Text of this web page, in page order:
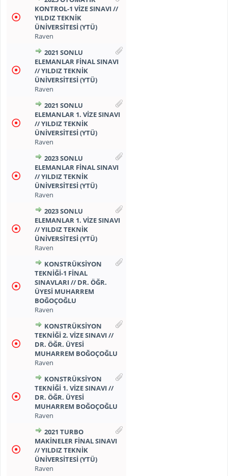
KONTROL-1 VİZE SINAVI //
YILDIZ TEKNİK
ÜNİVERSİTESİ (YTÜ)
Raven
2021 SONLU
ELEMANLAR FİNAL SINAVI
// YILDIZ TEKNİK
ÜNİVERSİTESİ (YTÜ)
Raven
2021 SONLU
ELEMANLAR 1. VİZE SINAVI
// YILDIZ TEKNİK
ÜNİVERSİTESİ (YTÜ)
Raven
2023 SONLU
ELEMANLAR FİNAL SINAVI
// YILDIZ TEKNİK
ÜNİVERSİTESİ (YTÜ)
Raven
2023 SONLU
ELEMANLAR 1. VİZE SINAVI
// YILDIZ TEKNİK
ÜNİVERSİTESİ (YTÜ)
Raven
KONSTRÜKSİYON
TEKNİĞİ-1 FİNAL
SINAVLARI // DR. ÖĞR.
ÜYESİ MUHARREM
BOĞOÇOĞLU
Raven
KONSTRÜKSİYON
TEKNİĞİ 2. VİZE SINAVI //
DR. ÖĞR. ÜYESİ
MUHARREM BOĞOÇOĞLU
Raven
KONSTRÜKSİYON
TEKNİĞİ 1. VİZE SINAVI //
DR. ÖĞR. ÜYESİ
MUHARREM BOĞOÇOĞLU
Raven
2021 TURBO
MAKİNELER FİNAL SINAVI
// YILDIZ TEKNİK
ÜNİVERSİTESİ (YTÜ)
Raven